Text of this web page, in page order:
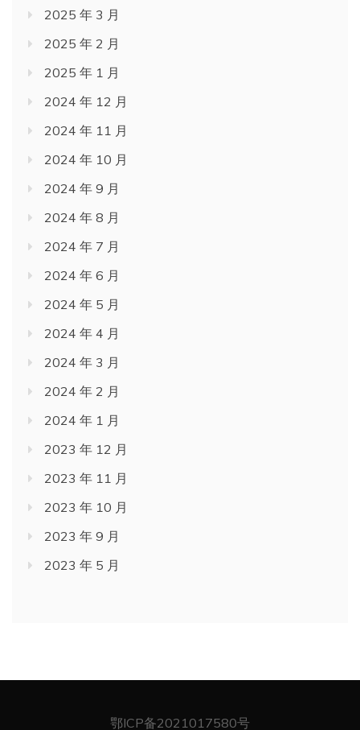
2025 年 3 月
2025 年 2 月
2025 年 1 月
2024 年 12 月
2024 年 11 月
2024 年 10 月
2024 年 9 月
2024 年 8 月
2024 年 7 月
2024 年 6 月
2024 年 5 月
2024 年 4 月
2024 年 3 月
2024 年 2 月
2024 年 1 月
2023 年 12 月
2023 年 11 月
2023 年 10 月
2023 年 9 月
2023 年 5 月
鄂ICP备2021017580号